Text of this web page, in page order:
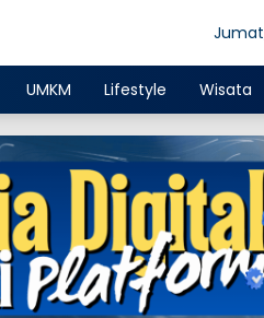
UMKM Lifestyle Wisata